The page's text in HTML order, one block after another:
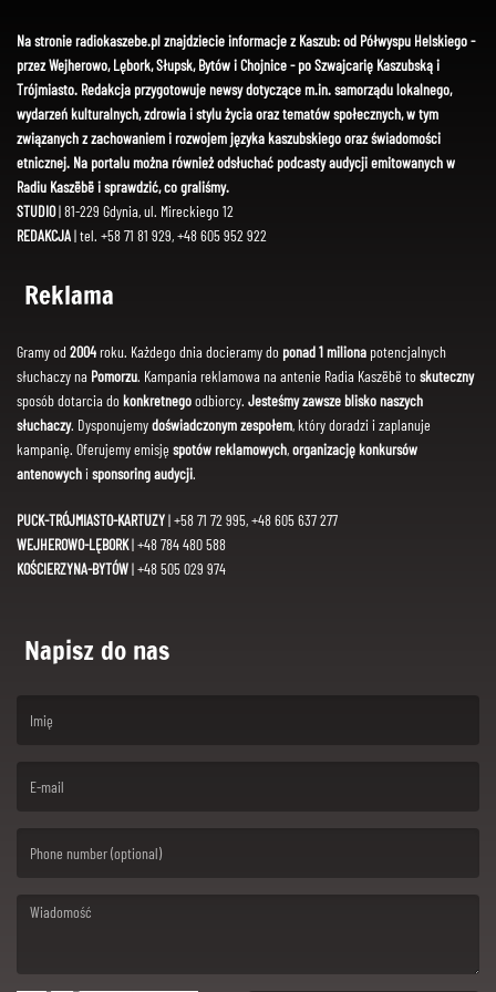
Na stronie radiokaszebe.pl znajdziecie informacje z Kaszub: od Półwyspu Helskiego -
przez Wejherowo, Lębork, Słupsk, Bytów i Chojnice - po Szwajcarię Kaszubską i
Trójmiasto. Redakcja przygotowuje newsy dotyczące m.in. samorządu lokalnego,
wydarzeń kulturalnych, zdrowia i stylu życia oraz tematów społecznych, w tym
związanych z zachowaniem i rozwojem języka kaszubskiego oraz świadomości
etnicznej. Na portalu można również odsłuchać podcasty audycji emitowanych w
Radiu Kaszëbë i sprawdzić, co graliśmy.
STUDIO| 81-229 Gdynia, ul. Mireckiego 12
REDAKCJA| tel. +58 71 81 929, +48 605 952 922
Reklama
Gramy od 2004roku. Każdego dnia docieramy do ponad 1 miliona potencjalnych
słuchaczy na Pomorzu. Kampania reklamowa na antenie Radia Kaszëbë toskuteczny
sposób dotarcia dokonkretnegoodbiorcy. Jesteśmy zawsze blisko naszych
słuchaczy. Dysponujemydoświadczonym zespołem, który doradzi i zaplanuje
kampanię. Oferujemy emisję spotów reklamowych,organizację konkursów
antenowychi sponsoring audycji.
PUCK-TRÓJMIASTO-KARTUZY| +58 71 72 995, +48 605 637 277
WEJHEROWO-LĘBORK| +48 784 480 588
KOŚCIERZYNA-BYTÓW| +48 505 029 974
Napisz do nas